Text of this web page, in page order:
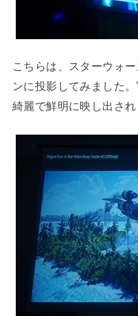
こちらは、スターウォ
ンに投影してみました
綺麗で鮮明に映し出され